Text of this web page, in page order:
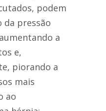
podem
da pressão
a
e,
piorando a
mais
ao